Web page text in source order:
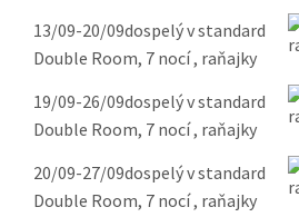
13/09-20/09dospelý v standard
Double Room, 7 nocí , raňajky
19/09-26/09dospelý v standard
Double Room, 7 nocí , raňajky
20/09-27/09dospelý v standard
Double Room, 7 nocí , raňajky